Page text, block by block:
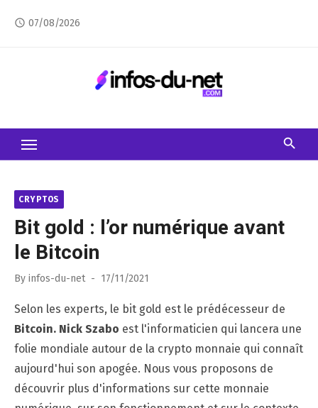
access_time 07/08/2026
CRYPTOS
Bit gold : l’or numérique avant
le Bitcoin
By infos-du-net
Posted
17/11/2021
Selon les experts, le bit gold est le prédécesseur de
Bitcoin. Nick Szabo est l'informaticien qui lancera une
folie mondiale autour de la crypto monnaie qui connaît
aujourd'hui son apogée. Nous vous proposons de
découvrir plus d'informations sur cette monnaie